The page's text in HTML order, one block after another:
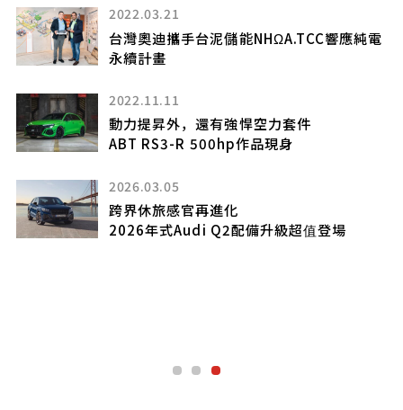
2022.03.21
台灣奧迪攜手台泥儲能NHΩA.TCC響應純電
永續計畫
2022.11.11
動力提昇外，還有強悍空力套件
ABT RS3-R 500hp作品現身
2026.03.05
跨界休旅感官再進化
2026年式Audi Q2配備升級超值登場